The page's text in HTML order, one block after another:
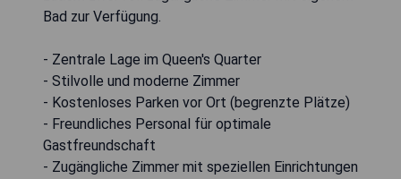
Bad zur Verfügung.
- Zentrale Lage im Queen's Quarter
- Stilvolle und moderne Zimmer
- Kostenloses Parken vor Ort (begrenzte Plätze)
- Freundliches Personal für optimale
Gastfreundschaft
- Zugängliche Zimmer mit speziellen Einrichtungen